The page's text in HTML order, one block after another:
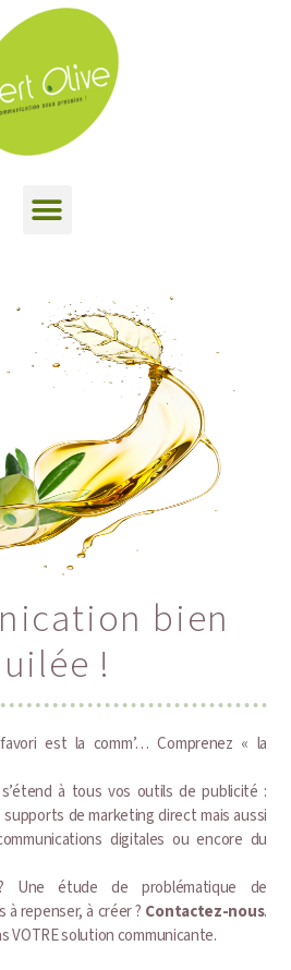
bien
!
est la comm’… Comprenez « la
à tous vos outils de publicité :
de marketing direct mais aussi
digitales ou encore du
Une étude de problématique de
à repenser, à créer ? Contactez-nous.
VOTRE solution communicante.